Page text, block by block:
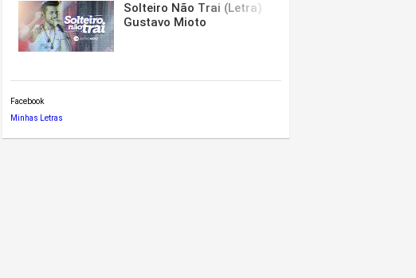
Solteiro Não Trai (Letra)
Gustavo Mioto
Facebook
Minhas Letras